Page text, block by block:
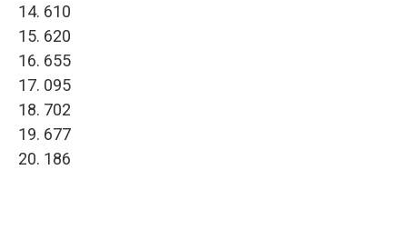
14. 610
15. 620
16. 655
17. 095
18. 702
19. 677
20. 186